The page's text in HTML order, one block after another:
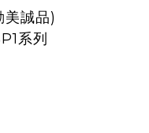
誠品)
系列